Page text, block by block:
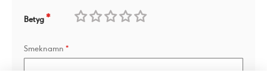
Betyg
Smeknamn